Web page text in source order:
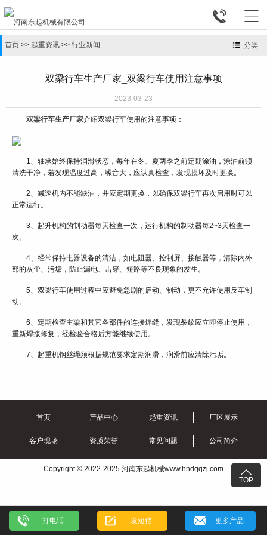


分类
首页 >> 起重资讯 >> 行业新闻
双梁行车生产厂家_双梁行车使用注意事项
2023-03-23
双梁行车生产厂家介绍双梁行车使用的注意事项：
1、轴承始终保持润滑状态，每年在冬、夏两季之前定期涂油，涂油前须
清洗干净，若发现温度过高，噪音大，应认真检查，发现损坏及时更换。
2、减速机内不能缺油，并应定期更换，以确保双梁行车再次启用时可以
正常运行。
3、起升机构的制动器每天检查一次，运行机构的制动器每2~3天检查一
次。
4、经常保持电器设备的清洁，如电阻器、控制屏、接触器等，清除内外
部的灰尘、污垢，防止漏电、击穿、短路等不良现象的发生。
5、双梁行车使用过程中应避免急剧的启动、制动，更不允许使用反车制
动。
6、定期检查主梁和其它各部件的连接焊缝，发现裂纹应立即停止使用，
重新焊接修复，经检验合格后方能继续使用。
7、起重机钢丝绳须根据规范要求定期润滑，润滑前应清除污垢。

TOP
首页 产品中心 起重资讯 厂区展示
客户现场 资质荣誉 常见问题 公司简介
Copyright © 2022-2025 河南东起机械www.hndqqzj.com
打电话 发短信 更多产品